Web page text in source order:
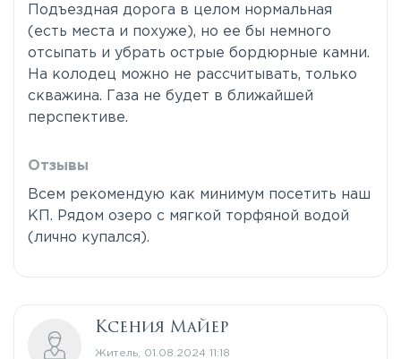
Подъездная дорога в целом нормальная
(есть места и похуже), но ее бы немного
отсыпать и убрать острые бордюрные камни.
На колодец можно не рассчитывать, только
скважина. Газа не будет в ближайшей
перспективе.
Отзывы
Всем рекомендую как минимум посетить наш
КП. Рядом озеро с мягкой торфяной водой
(лично купался).
Ксения Майер
Житель, 01.08.2024 11:18